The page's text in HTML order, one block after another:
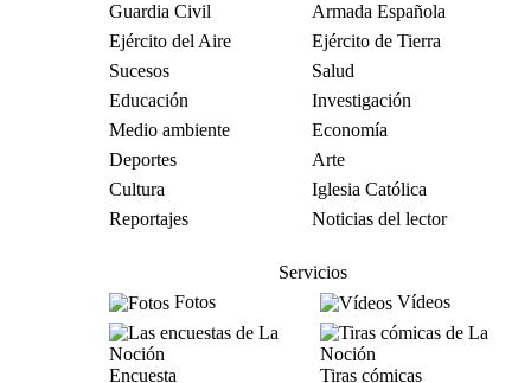
Guardia Civil
Armada Española
Ejército del Aire
Ejército de Tierra
Sucesos
Salud
Educación
Investigación
Medio ambiente
Economía
Deportes
Arte
Cultura
Iglesia Católica
Reportajes
Noticias del lector
Servicios
Fotos
Vídeos
Encuesta Tiras cómicas